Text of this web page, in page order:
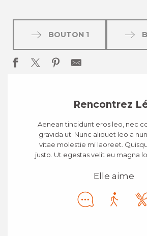
BOUTON 1
Rencontrez
Aenean tincidunt eros leo, nec
gravida ut. Nunc aliquet leo a
vitae molestie mi laoreet.
justo. Ut egestas velit eu magna
Elle aime